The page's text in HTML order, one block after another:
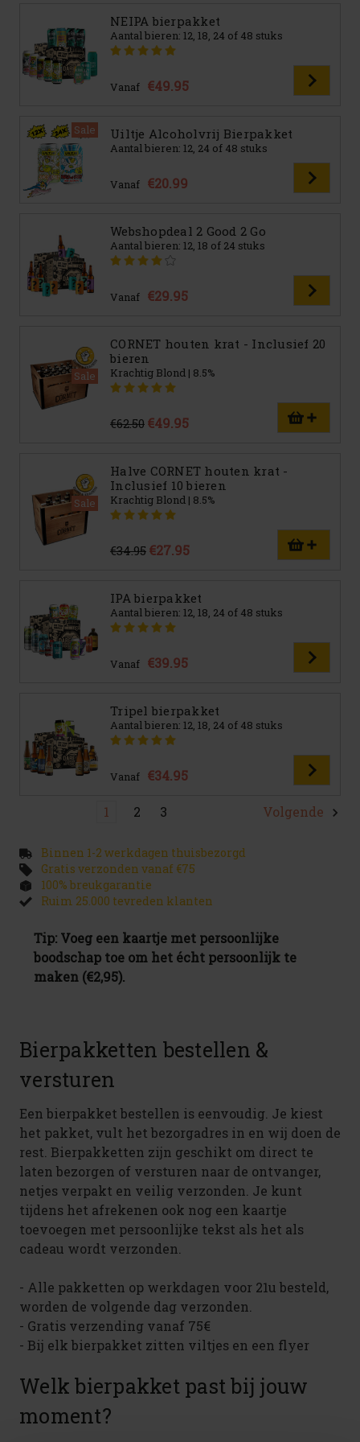
NEIPA bierpakket
Aantal bieren: 12, 18, 24 of 48 stuks
Vanaf €49.95
Sale Uiltje Alcoholvrij Bierpakket
Aantal bieren: 12, 24 of 48 stuks
Vanaf €20.99
Webshopdeal 2 Good 2 Go
Aantal bieren: 12, 18 of 24 stuks
Vanaf €29.95
Sale
CORNET houten krat - Inclusief 20
bieren
Krachtig Blond | 8.5%
€62.50 €49.95
Sale
Halve CORNET houten krat -
Inclusief 10 bieren
Krachtig Blond | 8.5%
€34.95 €27.95
IPA bierpakket
Aantal bieren: 12, 18, 24 of 48 stuks
Vanaf €39.95
Tripel bierpakket
Aantal bieren: 12, 18, 24 of 48 stuks
Vanaf €34.95
1 2 3 Volgende
Binnen 1-2 werkdagen thuisbezorgd
Gratis verzonden vanaf €75
100% breukgarantie
Ruim 25.000 tevreden klanten
Tip: Voeg een kaartje met persoonlijke
boodschap toe om het écht persoonlijk te
maken (€2,95).
Bierpakketten bestellen &
versturen
Een bierpakket bestellen is eenvoudig. Je kiest
het pakket, vult het bezorgadres in en wij doen de
rest. Bierpakketten zijn geschikt om direct te
laten bezorgen of versturen naar de ontvanger,
netjes verpakt en veilig verzonden. Je kunt
tijdens het afrekenen ook nog een kaartje
toevoegen met persoonlijke tekst als het als
cadeau wordt verzonden.
- Alle pakketten op werkdagen voor 21u besteld,
worden de volgende dag verzonden.
- Gratis verzending vanaf 75€
- Bij elk bierpakket zitten viltjes en een flyer
Welk bierpakket past bij jouw
moment?